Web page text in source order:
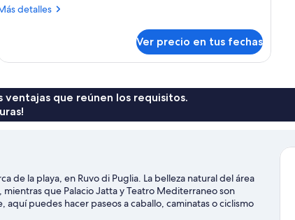
detalles
Ver precio en tus fechas
ventajas que reúnen los requisitos.
de la playa, en Ruvo di Puglia. La belleza natural del área
que Palacio Jatta y Teatro Mediterraneo son
puedes hacer paseos a caballo, caminatas o ciclismo
los alrededores.